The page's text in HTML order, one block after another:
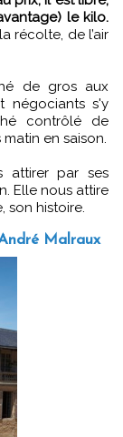
le kilo.
récolte, de l’air
de gros aux
négociants s'y
contrôlé de
en saison.
attirer par ses
Elle nous attire
son histoire.
Malraux